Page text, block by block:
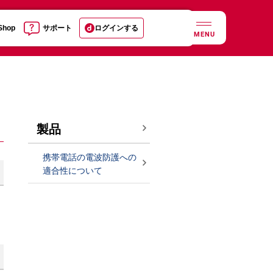
サポート ログインする
MENU
製品
携帯電話の電波防護への
適合性について